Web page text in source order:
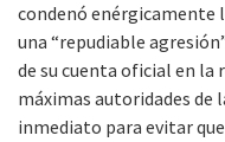
condenó enérgicamente
una “repudiable
de su cuenta oficial en la
máximas autoridades de
inmediato para evitar